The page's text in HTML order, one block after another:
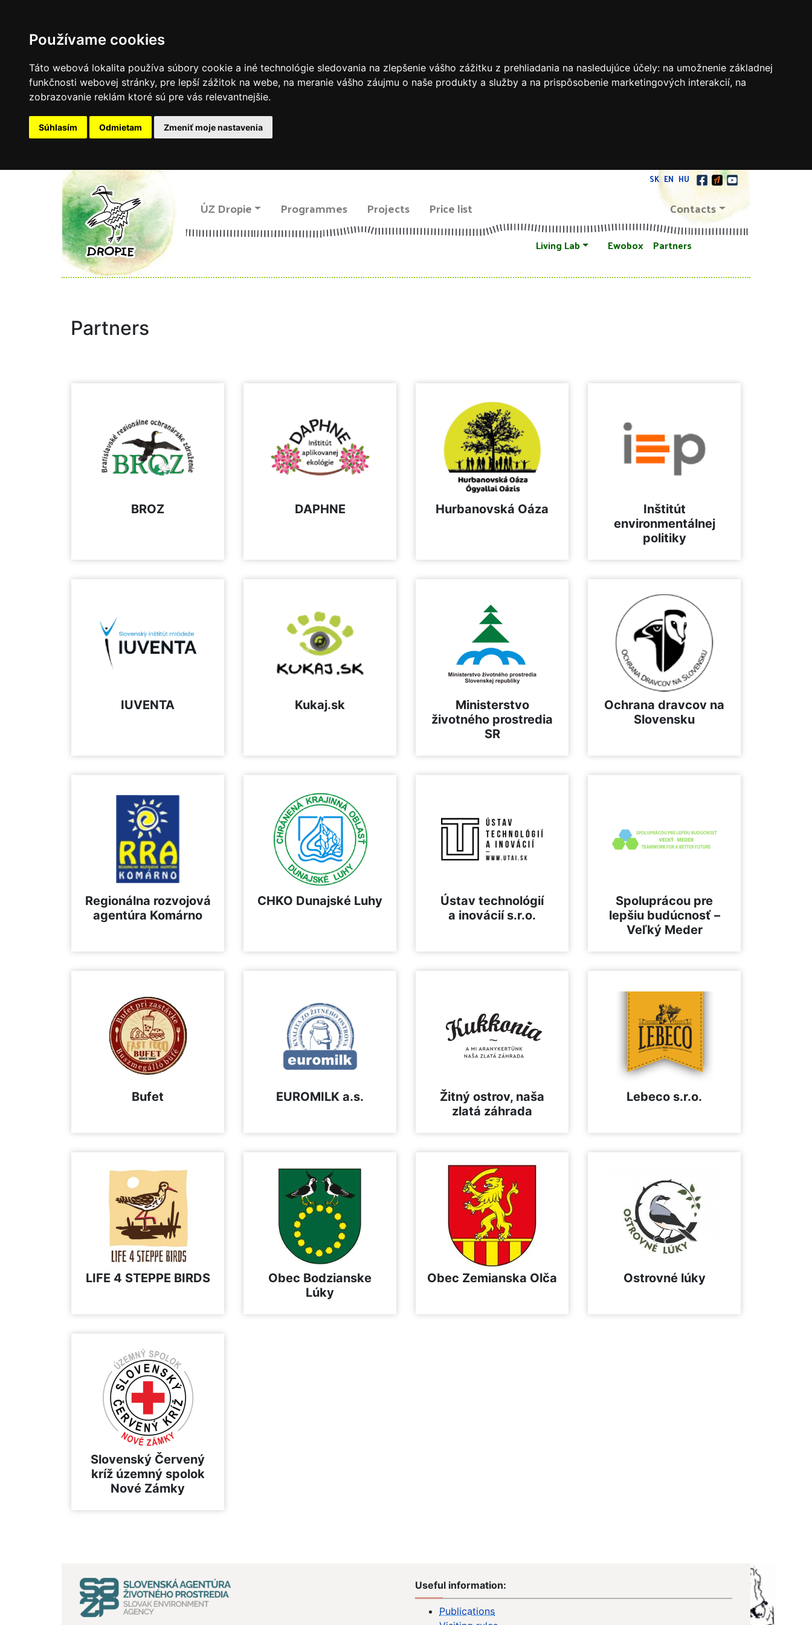
Používame cookies
Táto webová lokalita používa súbory cookie a iné technológie sledovania na zlepšenie vášho zážitku z prehliadania na nasledujúce účely: na umožnenie základnej
funkčnosti webovej stránky, pre lepší zážitok na webe, na meranie vášho záujmu o naše produkty a služby a na prispôsobenie marketingových interakcií, na
zobrazovanie reklám ktoré sú pre vás relevantnejšie.
Súhlasím Odmietam Zmeniť moje nastavenia
SK EN HU
ÚZ Dropie Programmes Projects Price list Contacts
Living Lab Ewobox Partners
Partners
BROZ DAPHNE Hurbanovská Oáza
Inštitút
environmentálnej
politiky
IUVENTA Kukaj.sk
Ministerstvo
životného prostredia
SR
Ochrana dravcov na
Slovensku
Regionálna rozvojová
agentúra Komárno
CHKO Dunajské Luhy
Ústav technológií
a inovácií s.r.o.
Spoluprácou pre
lepšiu budúcnosť –
Veľký Meder
Bufet EUROMILK a.s.
Žitný ostrov, naša
zlatá záhrada
Lebeco s.r.o.
LIFE 4 STEPPE BIRDS
Obec Bodzianske
Lúky
Obec Zemianska Olča Ostrovné lúky
Slovenský Červený
kríž územný spolok
Nové Zámky
Useful information:
Publications